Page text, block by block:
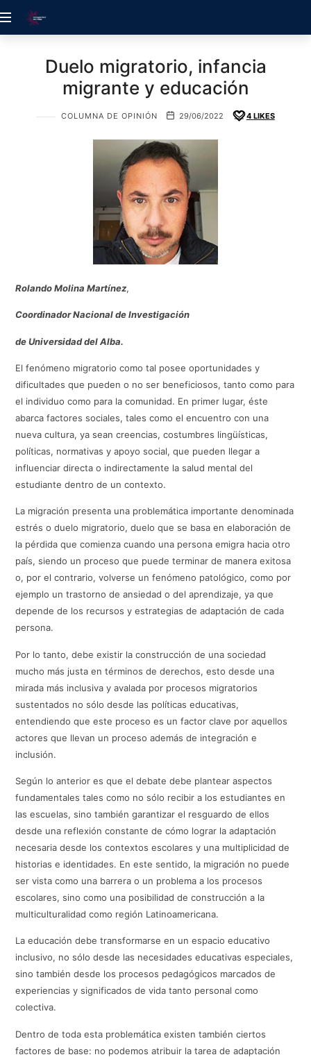
ACREDITACIÓN
Duelo migratorio, infancia
migrante y educación
COLUMNA DE OPINIÓN 29/06/2022 4 LIKES
Rolando Molina Martínez,
Coordinador Nacional de Investigación
de Universidad del Alba.
El fenómeno migratorio como tal posee oportunidades y
dificultades que pueden o no ser beneficiosos, tanto como para
el individuo como para la comunidad. En primer lugar, éste
abarca factores sociales, tales como el encuentro con una
nueva cultura, ya sean creencias, costumbres lingüísticas,
políticas, normativas y apoyo social, que pueden llegar a
influenciar directa o indirectamente la salud mental del
estudiante dentro de un contexto.
La migración presenta una problemática importante denominada
estrés o duelo migratorio, duelo que se basa en elaboración de
la pérdida que comienza cuando una persona emigra hacia otro
país, siendo un proceso que puede terminar de manera exitosa
o, por el contrario, volverse un fenómeno patológico, como por
ejemplo un trastorno de ansiedad o del aprendizaje, ya que
depende de los recursos y estrategias de adaptación de cada
persona.
Por lo tanto, debe existir la construcción de una sociedad
mucho más justa en términos de derechos, esto desde una
mirada más inclusiva y avalada por procesos migratorios
sustentados no sólo desde las políticas educativas,
entendiendo que este proceso es un factor clave por aquellos
actores que llevan un proceso además de integración e
inclusión.
Según lo anterior es que el debate debe plantear aspectos
fundamentales tales como no sólo recibir a los estudiantes en
las escuelas, sino también garantizar el resguardo de ellos
desde una reflexión constante de cómo lograr la adaptación
necesaria desde los contextos escolares y una multiplicidad de
historias e identidades. En este sentido, la migración no puede
ser vista como una barrera o un problema a los procesos
escolares, sino como una posibilidad de construcción a la
multiculturalidad como región Latinoamericana.
La educación debe transformarse en un espacio educativo
inclusivo, no sólo desde las necesidades educativas especiales,
sino también desde los procesos pedagógicos marcados de
experiencias y significados de vida tanto personal como
colectiva.
Dentro de toda esta problemática existen también ciertos
factores de base: no podemos atribuir la tarea de adaptación